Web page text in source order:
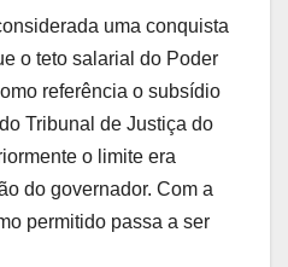
uma conquista
o teto salarial do Poder
referência o subsídio
Tribunal de Justiça do
o limite era
do governador. Com a
permitido passa a ser